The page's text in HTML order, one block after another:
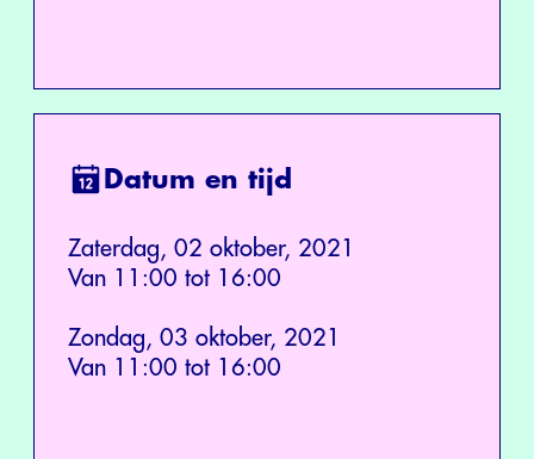
Datum en tijd
Zaterdag, 02 oktober, 2021
Van 11:00 tot 16:00
Zondag, 03 oktober, 2021
Van 11:00 tot 16:00